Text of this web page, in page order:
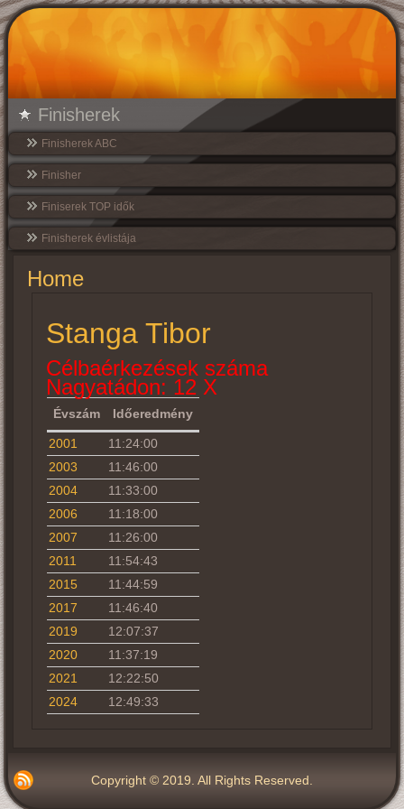
Finisherek
Finisherek ABC
Finisher
Finiserek TOP idők
Finisherek évlistája
Home
Stanga Tibor
Célbaérkezések száma
Nagyatádon: 12 X
Évszám Időeredmény
2001
11:24:00
2003
11:46:00
2004
11:33:00
2006
11:18:00
2007
11:26:00
2011
11:54:43
2015
11:44:59
2017
11:46:40
2019
12:07:37
2020
11:37:19
2021
12:22:50
2024
12:49:33
Copyright © 2019. All Rights Reserved.